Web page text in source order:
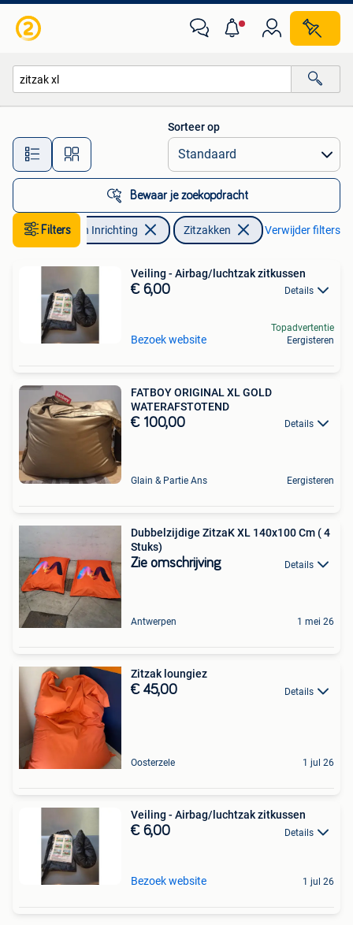
Alle afstanden…
Sorteer op
Bewaar je zoekopdracht
Filters
Huis en Inrichting Zitzakken Verwijder filters
Veiling - Airbag/luchtzak zitkussen
€ 6,00 Details
Bezoek website
Topadvertentie
Eergisteren
FATBOY ORIGINAL XL GOLD
WATERAFSTOTEND
€ 100,00 Details
Glain & Partie Ans Eergisteren
Dubbelzijdige ZitzaK XL 140x100 Cm ( 4
Stuks)
Zie omschrijving Details
Antwerpen 1 mei 26
Zitzak loungiez
€ 45,00 Details
Oosterzele 1 jul 26
Veiling - Airbag/luchtzak zitkussen
€ 6,00 Details
Bezoek website 1 jul 26